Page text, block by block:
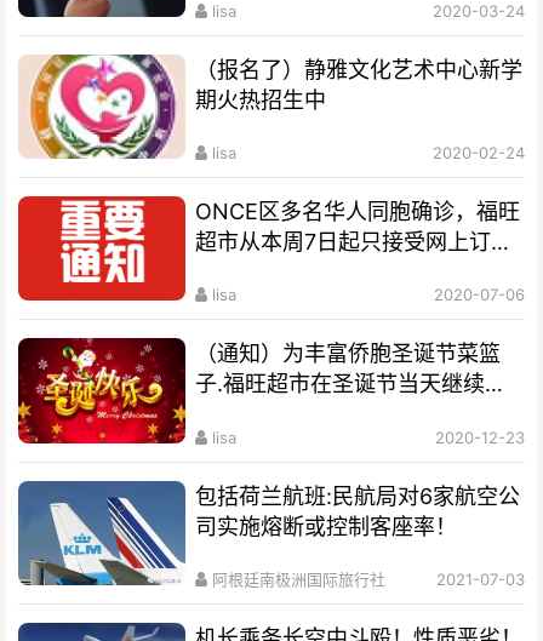
lisa 2020-03-24
（报名了）静雅文化艺术中心新学
期火热招生中
lisa 2020-02-24
ONCE区多名华人同胞确诊，福旺
超市从本周7日起只接受网上订货
lisa 2020-07-06
（通知）为丰富侨胞圣诞节菜篮
子.福旺超市在圣诞节当天继续营
lisa 2020-12-23
包括荷兰航班:民航局对6家航空公
司实施熔断或控制客座率！
阿根廷南极洲国际旅行社 2021-07-03